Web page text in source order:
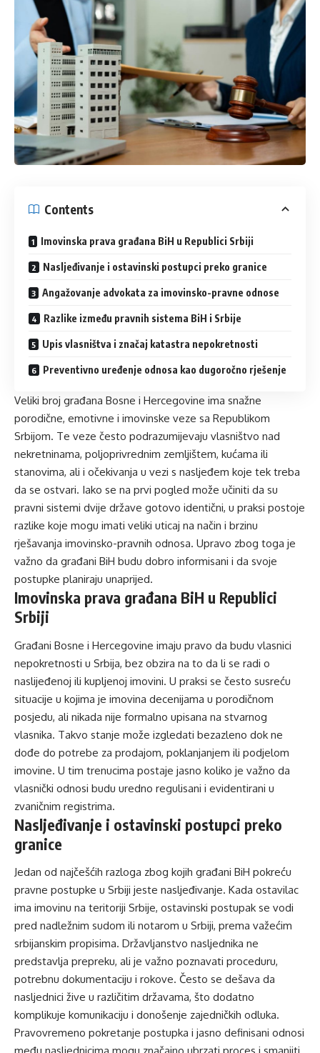
Contents
Imovinska prava građana BiH u Republici Srbiji
Nasljeđivanje i ostavinski postupci preko granice
Angažovanje advokata za imovinsko-pravne odnose
Razlike između pravnih sistema BiH i Srbije
Upis vlasništva i značaj katastra nepokretnosti
Preventivno uređenje odnosa kao dugoročno rješenje
Veliki broj građana Bosne i Hercegovine ima snažne
porodične, emotivne i imovinske veze sa Republikom
Srbijom. Te veze često podrazumijevaju vlasništvo nad
nekretninama, poljoprivrednim zemljištem, kućama ili
stanovima, ali i očekivanja u vezi s nasljeđem koje tek treba
da se ostvari. Iako se na prvi pogled može učiniti da su
pravni sistemi dvije države gotovo identični, u praksi postoje
razlike koje mogu imati veliki uticaj na način i brzinu
rješavanja imovinsko-pravnih odnosa. Upravo zbog toga je
važno da građani BiH budu dobro informisani i da svoje
postupke planiraju unaprijed.
Imovinska prava građana BiH u Republici
Srbiji
Građani Bosne i Hercegovine imaju pravo da budu vlasnici
nepokretnosti u Srbija, bez obzira na to da li se radi o
naslijeđenoj ili kupljenoj imovini. U praksi se često susreću
situacije u kojima je imovina decenijama u porodičnom
posjedu, ali nikada nije formalno upisana na stvarnog
vlasnika. Takvo stanje može izgledati bezazleno dok ne
dođe do potrebe za prodajom, poklanjanjem ili podjelom
imovine. U tim trenucima postaje jasno koliko je važno da
vlasnički odnosi budu uredno regulisani i evidentirani u
zvaničnim registrima.
Nasljeđivanje i ostavinski postupci preko
granice
Jedan od najčešćih razloga zbog kojih građani BiH pokreću
pravne postupke u Srbiji jeste nasljeđivanje. Kada ostavilac
ima imovinu na teritoriji Srbije, ostavinski postupak se vodi
pred nadležnim sudom ili notarom u Srbiji, prema važećim
srbijanskim propisima. Državljanstvo nasljednika ne
predstavlja prepreku, ali je važno poznavati proceduru,
potrebnu dokumentaciju i rokove. Često se dešava da
nasljednici žive u različitim državama, što dodatno
komplikuje komunikaciju i donošenje zajedničkih odluka.
Pravovremeno pokretanje postupka i jasno definisani odnosi